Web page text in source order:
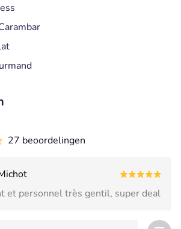
27 beoordelingen
et personnel très gentil, super deal